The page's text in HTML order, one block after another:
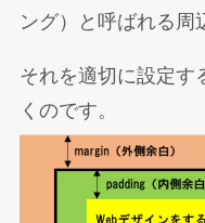
ング）と呼ばれる周
それを適切に設定す
くのです。